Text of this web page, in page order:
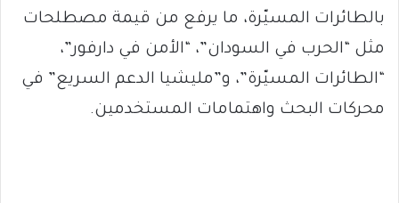
بالطائرات المسيّرة، ما يرفع من قيمة مصطلحات
مثل “الحرب في السودان”، “الأمن في دارفور”،
“الطائرات المسيّرة”، و”مليشيا الدعم السريع” في
محركات البحث واهتمامات المستخدمين.